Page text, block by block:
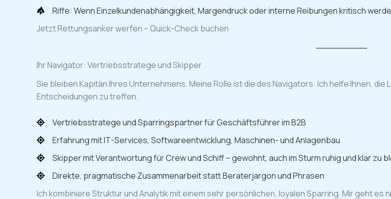
Riffe: Wenn Einzelkundenabhängigkeit, Margendruck oder interne Reibungen kritisch
Jetzt Rettungsanker werfen – Quick-Check buchen
Ihr Navigator: Vertriebsstratege und Skipper
Sie bleiben Kapitän Ihres Unternehmens. Meine Rolle ist die des Navigators: Ich helfe Ihnen,
Entscheidungen zu treffen.
Vertriebsstratege und Sparringspartner für Geschäftsführer im B2B
Erfahrung mit IT-Services, Softwareentwicklung, Maschinen- und Anlagenbau
Skipper mit Verantwortung für Crew und Schiff – gewohnt, auch im Sturm ruhig und klar zu
Direkte, pragmatische Zusammenarbeit statt Beraterjargon und Phrasen
Ich kombiniere Struktur und Analytik mit einem sehr persönlichen, loyalen Sparring. Mir geht es